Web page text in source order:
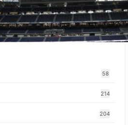
i Real Madridit dhe
urgjentisht në spital pas
me zemrën, mungon në ndeshjet
58
214
204